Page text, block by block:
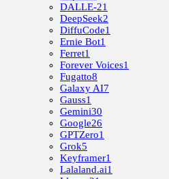
DALLE-21
DeepSeek2
DiffuCode1
Ernie Bot1
Ferret1
Forever Voices1
Fugatto8
Galaxy AI7
Gauss1
Gemini30
Google26
GPTZero1
Grok5
Keyframer1
Lalaland.ai1